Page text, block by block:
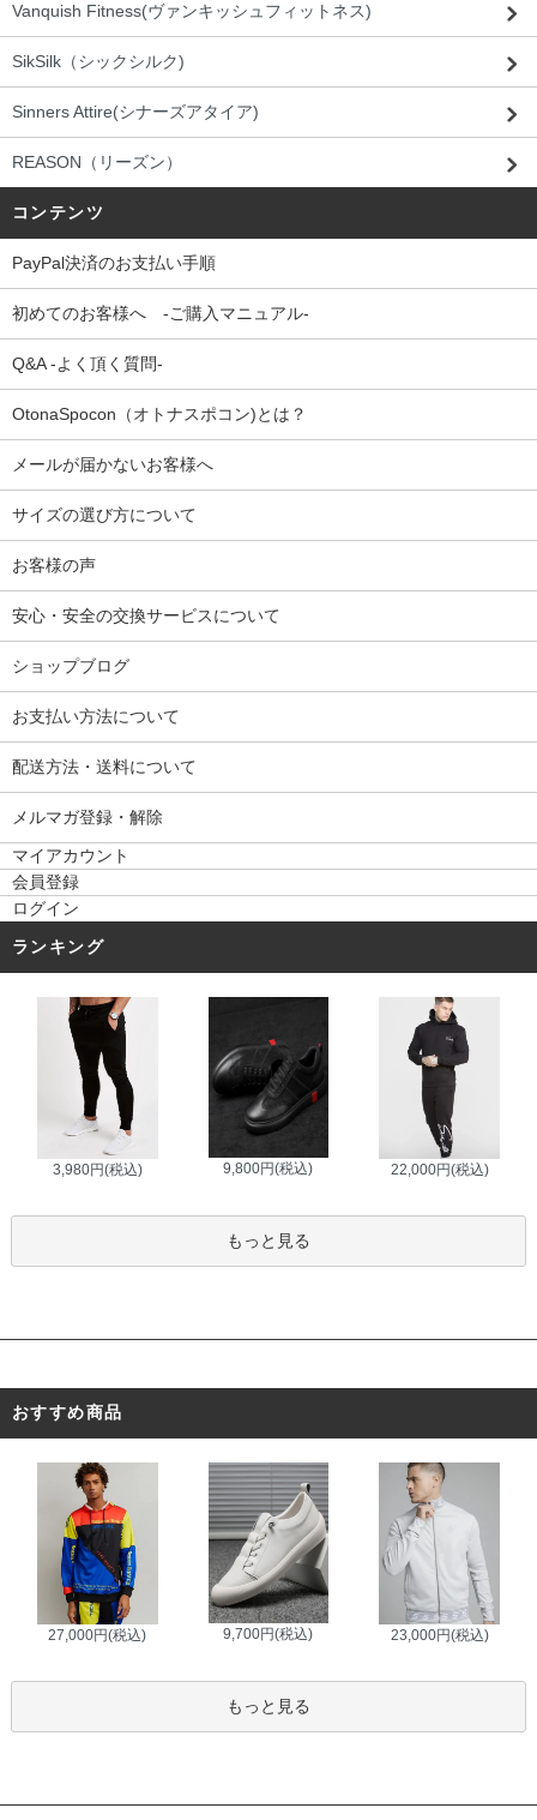
Vanquish Fitness(ヴァンキッシュフィットネス)
SikSilk（シックシルク)
Sinners Attire(シナーズアタイア)
REASON（リーズン）
コンテンツ
PayPal決済のお支払い手順
初めてのお客様へ -ご購入マニュアル-
Q&A -よく頂く質問-
OtonaSpocon（オトナスポコン)とは？
メールが届かないお客様へ
サイズの選び方について
お客様の声
安心・安全の交換サービスについて
ショップブログ
お支払い方法について
配送方法・送料について
メルマガ登録・解除
マイアカウント
会員登録
ログイン
ランキング
3,980円(税込) 9,800円(税込) 22,000円(税込)
もっと見る
おすすめ商品
27,000円(税込) 9,700円(税込) 23,000円(税込)
もっと見る